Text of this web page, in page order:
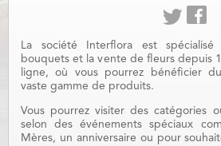
La société Interflora est
bouquets et la vente de fleurs depuis
ligne, où vous pourrez bénéficier
vaste gamme de produits.
Vous pourrez visiter des catégories
selon des événements spéciaux
Mères, un anniversaire ou pour